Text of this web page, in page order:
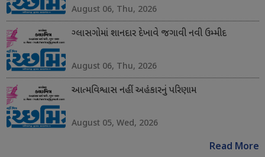
August 06, Thu, 2026
ગ્લાસગોમાં શાનદાર દેખાવે જગાવી નવી ઉમ્મીદ
August 06, Thu, 2026
આત્મવિશ્વાસ નહીં અહંકારનું પરિણામ
August 05, Wed, 2026
Read More